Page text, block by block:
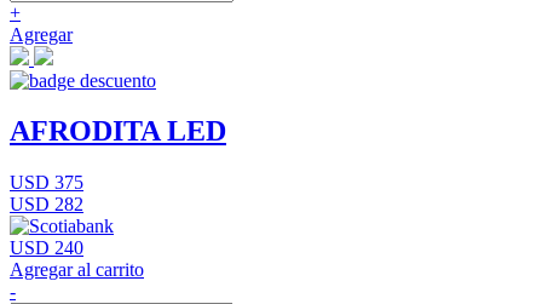
+
Agregar
AFRODITA LED
USD 375
USD 282
USD 240
Agregar al carrito
-